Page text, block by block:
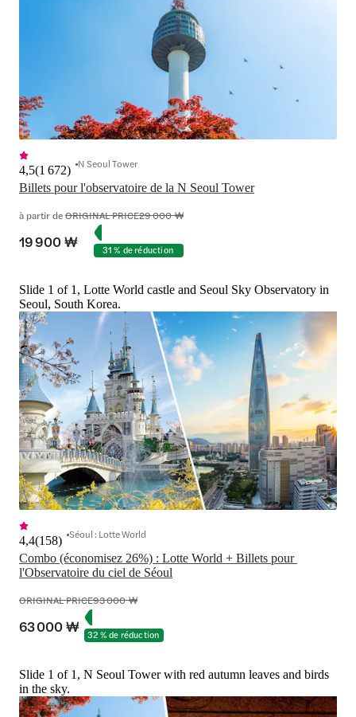
Billets pour l'observatoire de la N Seoul Tower
4,5(1 672) N Seoul Tower
à partir deORIGINAL PRICE29 000 ₩
19 900 ₩ 31 % de réduction
Slide 1 of 1, Lotte World castle and Seoul Sky Observatory in
Seoul, South Korea.
Combo (économisez 26%) : Lotte World + Billets pour
l'Observatoire du ciel de Séoul
4,4(158) Séoul : Lotte World
ORIGINAL PRICE93 000 ₩
63 000 ₩ 32 % de réduction
Slide 1 of 1, N Seoul Tower with red autumn leaves and birds
in the sky.